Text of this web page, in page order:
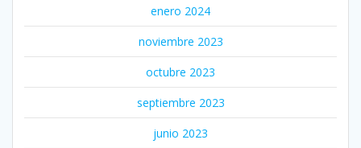
enero 2024
noviembre 2023
octubre 2023
septiembre 2023
junio 2023